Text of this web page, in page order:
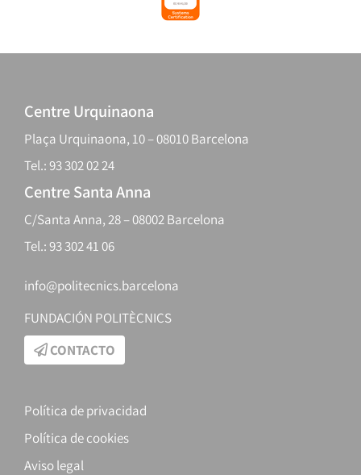
Centre Urquinaona
Plaça Urquinaona, 10 – 08010 Barcelona
Tel.: 93 302 02 24
Centre Santa Anna
C/Santa Anna, 28 – 08002 Barcelona
Tel.: 93 302 41 06
info@politecnics.barcelona
FUNDACIÓN POLITÈCNICS
CONTACTO
Política de privacidad
Política de cookies
Aviso legal